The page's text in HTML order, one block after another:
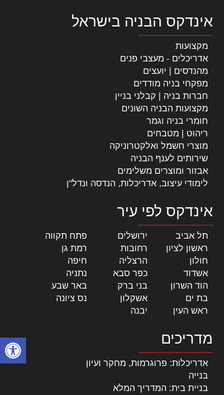
פתח
אינדקס הבניה בישראל
מקצועות
אדריכלים - מעצבי פנים
מהנדסים | יועצים
מפקחי בניה מודדים
חברות בניה | קבלני בניין
מקצועות הבניה השונים
חומרי בניה וגמר
ריהוט | מטבחים
מוצרי חשמל ואלקטרוניקה
שירותים לענף הבניה
אבזור ומוצרים משלימים
לימודי עיצוב, אדריכלות, הנדסה ונדל"ן
אינדקס לפי עיר
תל אביב ירושלים פתח תקווה
ראשון לציון
רחובות רמת גן
חולון
הרצליה חיפה
אשדוד
כפר סבא נתניה
הוד השרון
בני ברק באר שבע
בת ים
אשקלון נס ציונה
ראש העין
יבנה
מדריכים
אדריכלות: פרוגרמות, מחקר ועיון
בנייה
בניית בית: המדריך המלא